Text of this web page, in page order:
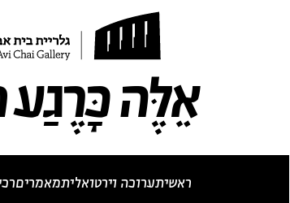
אֵלֶּה כָּרֶגַע
ראשיתערוכה וירטואליתמאמרים